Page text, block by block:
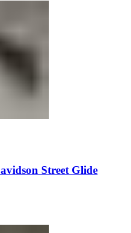
Street Glide